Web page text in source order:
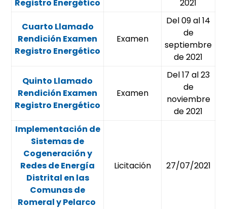
Registro Energético
2021
Cuarto Llamado
Rendición Examen
Registro Energético
Examen
Del 09 al 14
de
septiembre
de 2021
Quinto Llamado
Rendición Examen
Registro Energético
Examen
Del 17 al 23
de
noviembre
de 2021
Implementación de
Sistemas de
Cogeneración y
Redes de Energía
Distrital en las
Comunas de
Romeral y Pelarco
Licitación 27/07/2021